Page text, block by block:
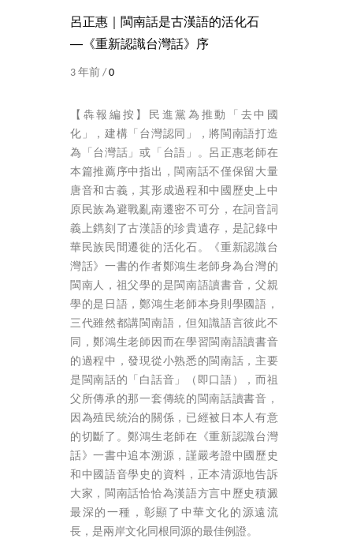
呂正惠｜閩南話是古漢語的活化石
──《重新認識台灣話》序
3 年前 / 0
【犇報編按】民進黨為推動「去中國
化」，建構「台灣認同」，將閩南語打造
為「台灣話」或「台語」。呂正惠老師在
本篇推薦序中指出，閩南話不僅保留大量
唐音和古義，其形成過程和中國歷史上中
原民族為避戰亂南遷密不可分，在詞音詞
義上鐫刻了古漢語的珍貴遺存，是記錄中
華民族民間遷徙的活化石。《重新認識台
灣話》一書的作者鄭鴻生老師身為台灣的
閩南人，祖父學的是閩南語讀書音，父親
學的是日語，鄭鴻生老師本身則學國語，
三代雖然都講閩南語，但知識語言彼此不
同，鄭鴻生老師因而在學習閩南語讀書音
的過程中，發現從小熟悉的閩南話，主要
是閩南話的「白話音」（即口語），而祖
父所傳承的那一套傳統的閩南話讀書音，
因為殖民統治的關係，已經被日本人有意
的切斷了。鄭鴻生老師在《重新認識台灣
話》一書中追本溯源，謹嚴考證中國歷史
和中國語音學史的資料，正本清源地告訴
大家，閩南話恰恰為漢語方言中歷史積澱
最深的一種，彰顯了中華文化的源遠流
長，是兩岸文化同根同源的最佳例證。